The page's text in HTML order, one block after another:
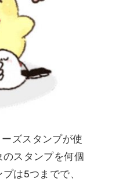
ズスタンプが使
スタンプを何個
は5つまでで、